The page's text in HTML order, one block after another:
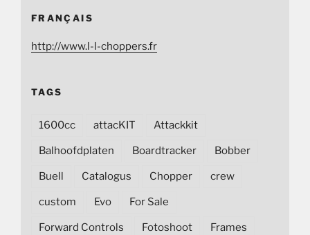
FRANÇAIS
http://www.l-l-choppers.fr
TAGS
1600cc attacKIT Attackkit
Balhoofdplaten Boardtracker Bobber
Buell Catalogus Chopper crew
custom Evo For Sale
Forward Controls Fotoshoot Frames